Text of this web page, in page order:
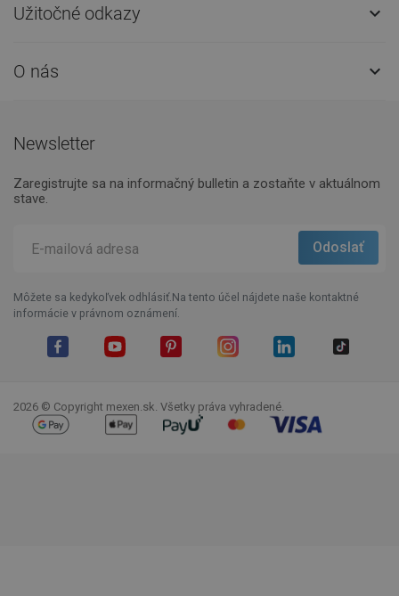
Užitočné odkazy 
O nás 
Newsletter
Zaregistrujte sa na informačný bulletin a zostaňte v aktuálnom
stave.
Môžete sa kedykoľvek odhlásiť.Na tento účel nájdete naše kontaktné
informácie v právnom oznámení.
2026 © Copyright mexen.sk. Všetky práva vyhradené.